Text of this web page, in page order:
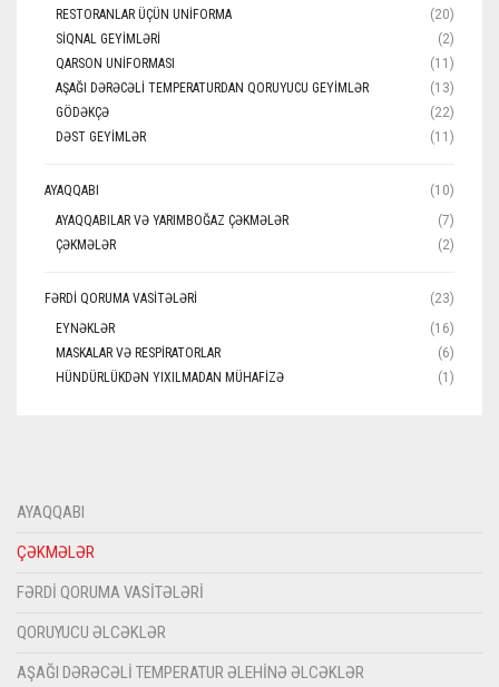
RESTORANLAR ÜÇÜN UNIFORMA
(20)
SIQNAL GEYIMLƏRI
(2)
QARSON UNIFORMASI
(11)
AŞAĞI DƏRƏCƏLI TEMPERATURDAN QORUYUCU GEYIMLƏR
(13)
GÖDƏKÇƏ
(22)
DƏST GEYIMLƏR
(11)
AYAQQABI
(10)
AYAQQABILAR VƏ YARIMBOĞAZ ÇƏKMƏLƏR
(7)
ÇƏKMƏLƏR
(2)
FƏRDI QORUMA VASITƏLƏRI
(23)
EYNƏKLƏR
(16)
MASKALAR VƏ RESPIRATORLAR
(6)
HÜNDÜRLÜKDƏN YIXILMADAN MÜHAFIZƏ
(1)
AYAQQABI
ÇƏKMƏLƏR
FƏRDI QORUMA VASITƏLƏRI
QORUYUCU ƏLCƏKLƏR
AŞAĞI DƏRƏCƏLI TEMPERATUR ƏLEHINƏ ƏLCƏKLƏR